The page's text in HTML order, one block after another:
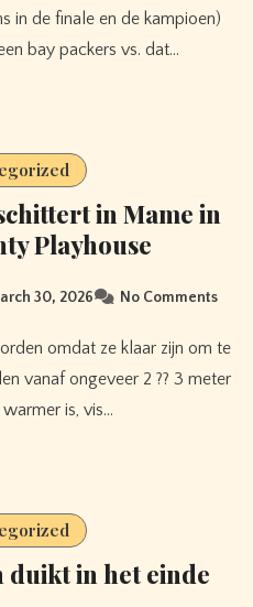
in de finale en de kampioen)
bay packers vs. dat…
in Mame in
Playhouse
30, 2026 No Comments
vanaf ongeveer 2 ?? 3 meter
is, vis…
duikt in het einde